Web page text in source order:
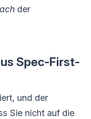
der
Spec-First-
und der
Sie nicht auf die